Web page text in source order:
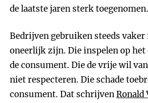
de laatste jaren sterk toegenomen.
Bedrijven gebruiken steeds vaker
oneerlijk zijn. Die inspelen op het
de consument. Die de vrije wil
niet respecteren. Die schade
consument. Dat schrijvenRonald